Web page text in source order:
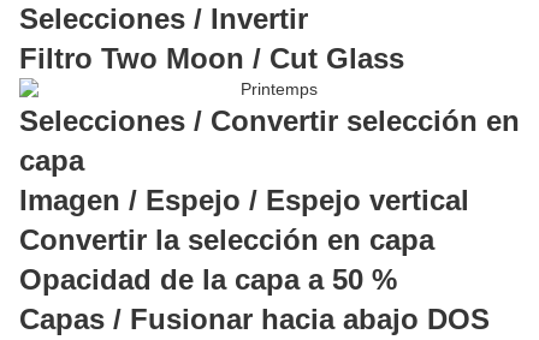
Selecciones / Invertir
Filtro Two Moon / Cut Glass
Selecciones / Convertir selección en
capa
Imagen / Espejo / Espejo vertical
Convertir la selección en capa
Opacidad de la capa a 50 %
Capas / Fusionar hacia abajo DOS